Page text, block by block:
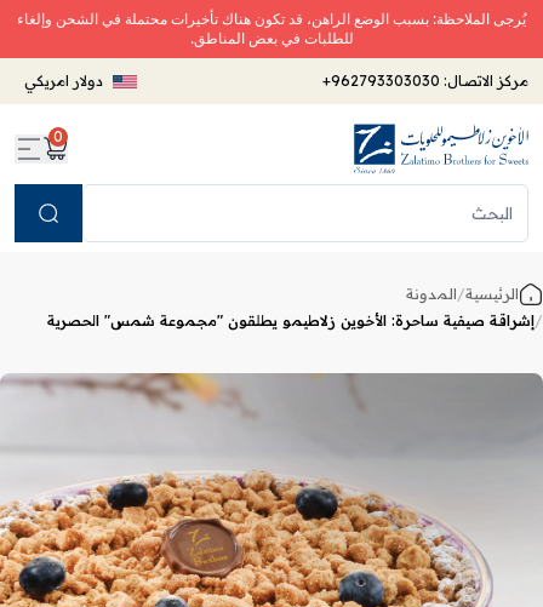
يُرجى الملاحظة: بسبب الوضع الراهن، قد تكون هناك تأخيرات محتملة في الشحن وإلغاء
للطلبات في بعض المناطق.
مركز الاتصال: +962793303030 دولار امريكي
0
الرئيسية/المدونة
/إشراقة صيفية ساحرة: الأخوين زلاطيمو يطلقون "مجموعة شمس" الحصرية